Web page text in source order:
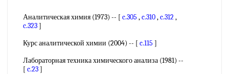
Аналитическая химия (1973) -- [ c.305 ,c.310,c.312,
c.323]
Курс аналитической химии (2004) -- [ c.115 ]
Лабораторная техника химического анализа (1981) --
[ c.23]